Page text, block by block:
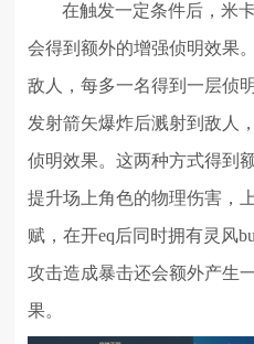
在触发一定条件后，米
会得到额外的增强侦明效果
敌人，每多一名得到一层侦
发射箭矢爆炸后溅射到敌人
侦明效果。这两种方式得到
提升场上角色的物理伤害，
赋，在开eq后同时拥有灵风
攻击造成暴击还会额外产生
果。